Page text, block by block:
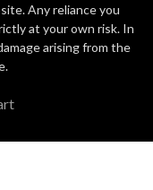
Any reliance you
at your own risk. In
arising from the